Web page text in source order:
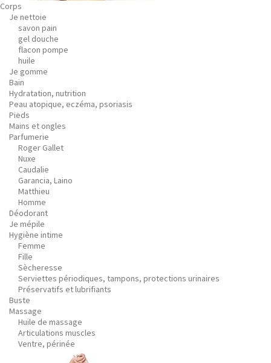
Corps
Je nettoie
savon pain
gel douche
flacon pompe
huile
Je gomme
Bain
Hydratation, nutrition
Peau atopique, eczéma, psoriasis
Pieds
Mains et ongles
Parfumerie
Roger Gallet
Nuxe
Caudalie
Garancia, Laino
Matthieu
Homme
Déodorant
Je mépile
Hygiène intime
Femme
Fille
Sècheresse
Serviettes périodiques, tampons, protections urinaires
Préservatifs et lubrifiants
Buste
Massage
Huile de massage
Articulations muscles
Ventre, périnée